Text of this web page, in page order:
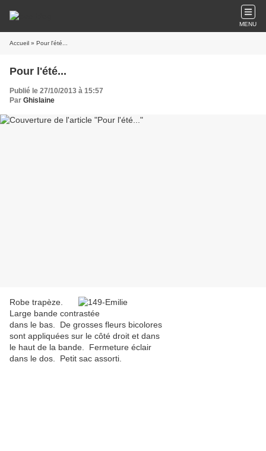
MENU
Accueil » Pour l'été...
Pour l'été...
Publié le 27/10/2013 à 15:57
Par Ghislaine
Robe trapèze.
Large bande contrastée
dans le bas. De grosses fleurs bicolores
sont appliquées sur le côté droit et dans
le haut de la bande. Fermeture éclair
dans le dos. Petit sac assorti.